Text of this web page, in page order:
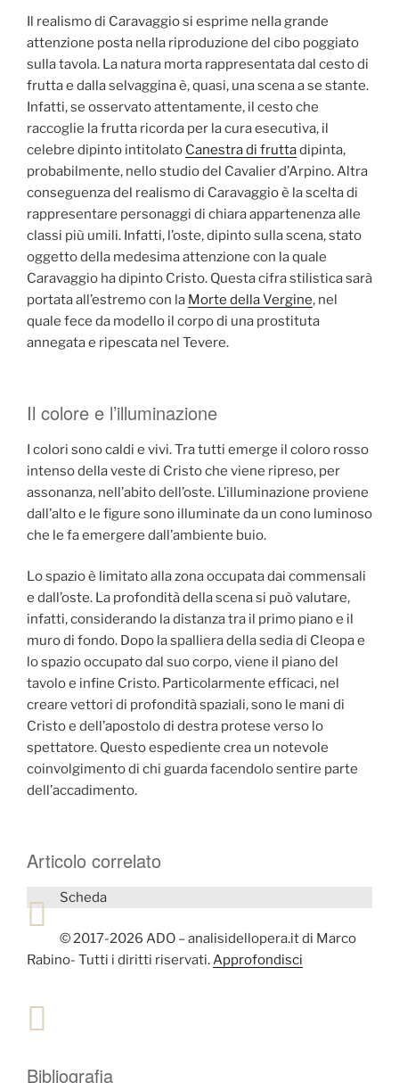
Il realismo di Caravaggio si esprime nella grande
attenzione posta nella riproduzione del cibo poggiato
sulla tavola. La natura morta rappresentata dal cesto di
frutta e dalla selvaggina è, quasi, una scena a se stante.
Infatti, se osservato attentamente, il cesto che
raccoglie la frutta ricorda per la cura esecutiva, il
celebre dipinto intitolato Canestra di fruttadipinta,
probabilmente, nello studio del Cavalier d’Arpino. Altra
conseguenza del realismo di Caravaggio è la scelta di
rappresentare personaggi di chiara appartenenza alle
classi più umili. Infatti, l’oste, dipinto sulla scena, stato
oggetto della medesima attenzione con la quale
Caravaggio ha dipinto Cristo. Questa cifra stilistica sarà
portata all’estremo con la Morte della Vergine, nel
quale fece da modello il corpo di una prostituta
annegata e ripescata nel Tevere.
Il colore e l’illuminazione
I colori sono caldi e vivi. Tra tutti emerge il coloro rosso
intenso della veste di Cristo che viene ripreso, per
assonanza, nell’abito dell’oste. L’illuminazione proviene
dall’alto e le figure sono illuminate da un cono luminoso
che le fa emergere dall’ambiente buio.
Lo spazio è limitato alla zona occupata dai commensali
e dall’oste. La profondità della scena si può valutare,
infatti, considerando la distanza tra il primo piano e il
muro di fondo. Dopo la spalliera della sedia di Cleopa e
lo spazio occupato dal suo corpo, viene il piano del
tavolo e infine Cristo. Particolarmente efficaci, nel
creare vettori di profondità spaziali, sono le mani di
Cristo e dell’apostolo di destra protese verso lo
spettatore. Questo espediente crea un notevole
coinvolgimento di chi guarda facendolo sentire parte
dell’accadimento.
Articolo correlato
Scheda
© 2017-2026 ADO – analisidellopera.it di Marco
Rabino- Tutti i diritti riservati.Approfondisci
Bibliografia